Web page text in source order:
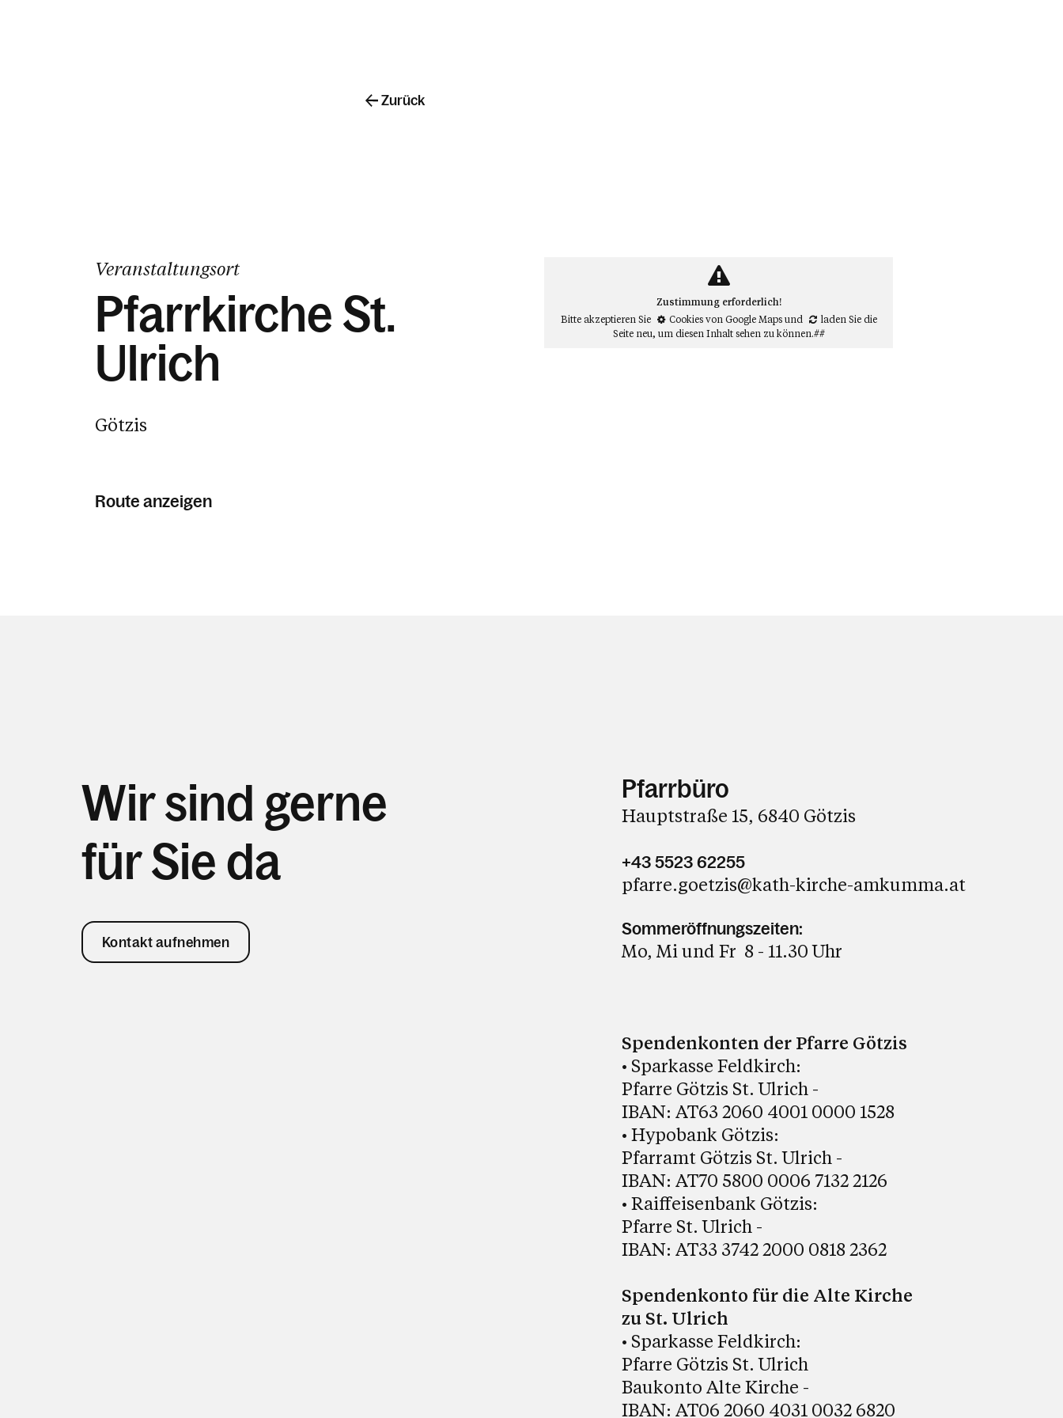
Zurück
Veranstaltungsort
Pfarrkirche St.
Ulrich
Götzis
Route anzeigen
Zustimmung erforderlich!
Bitte akzeptieren Sie
Cookies von Google Mapsund
laden Sie die
Seite neu, um diesen Inhalt sehen zu können.##
Wir sind gerne
für Sie da
Kontakt aufnehmen
Pfarrbüro
Hauptstraße 15, 6840 Götzis
+43 5523 62255
pfarre.goetzis@kath-kirche-amkumma.at
Sommeröffnungszeiten:
Mo, Mi und Fr 8 - 11.30 Uhr
Spendenkonten der Pfarre Götzis
• Sparkasse Feldkirch:
Pfarre Götzis St. Ulrich -
IBAN: AT63 2060 4001 0000 1528
• Hypobank Götzis:
Pfarramt Götzis St. Ulrich -
IBAN: AT70 5800 0006 7132 2126
• Raiffeisenbank Götzis:
Pfarre St. Ulrich -
IBAN: AT33 3742 2000 0818 2362
Spendenkonto für die Alte Kirche
zu St. Ulrich
• Sparkasse Feldkirch:
Pfarre Götzis St. Ulrich
Baukonto Alte Kirche -
IBAN: AT06 2060 4031 0032 6820